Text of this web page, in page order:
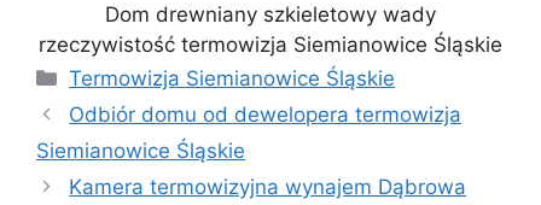
Dom drewniany szkieletowy wady
rzeczywistość termowizja Siemianowice Śląskie
Kategorie
Termowizja Siemianowice Śląskie
Odbiór domu od dewelopera termowizja
Siemianowice Śląskie
Kamera termowizyjna wynajem Dąbrowa